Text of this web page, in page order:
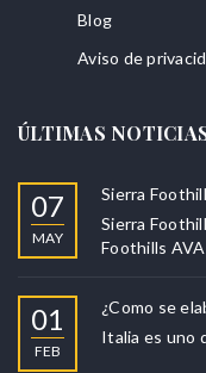
Blog
Aviso de
ÚLTIMAS
07
MAY
Sierra
Sierra
Foothills AVA
01
FEB
¿Como se
Italia es uno